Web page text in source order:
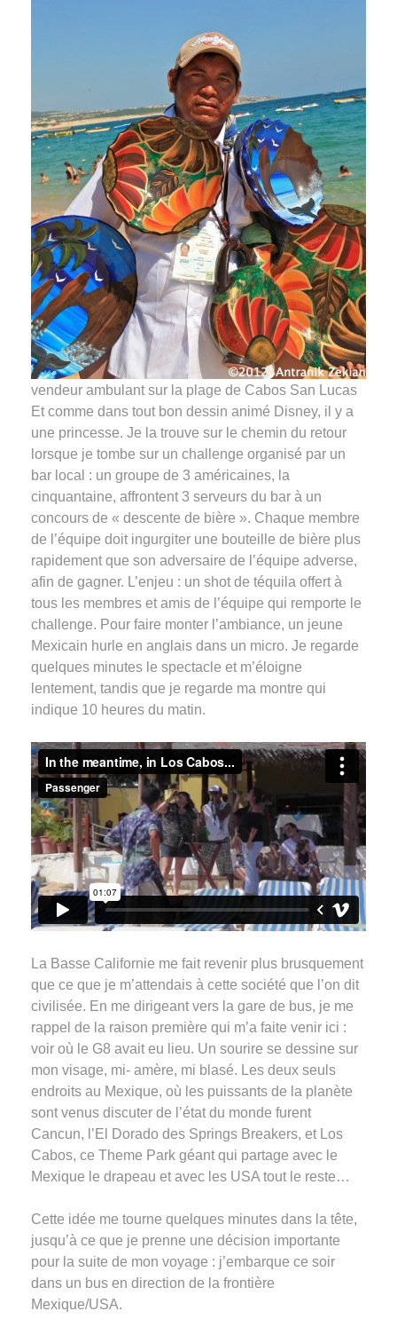
vendeur ambulant sur la plage de Cabos San Lucas
Et comme dans tout bon dessin animé Disney, il y a
une princesse. Je la trouve sur le chemin du retour
lorsque je tombe sur un challenge organisé par un
bar local : un groupe de 3 américaines, la
cinquantaine, affrontent 3 serveurs du bar à un
concours de « descente de bière ». Chaque membre
de l’équipe doit ingurgiter une bouteille de bière plus
rapidement que son adversaire de l’équipe adverse,
afin de gagner. L’enjeu : un shot de téquila offert à
tous les membres et amis de l’équipe qui remporte le
challenge. Pour faire monter l’ambiance, un jeune
Mexicain hurle en anglais dans un micro. Je regarde
quelques minutes le spectacle et m’éloigne
lentement, tandis que je regarde ma montre qui
indique 10 heures du matin.
La Basse Californie me fait revenir plus brusquement
que ce que je m’attendais à cette société que l’on dit
civilisée. En me dirigeant vers la gare de bus, je me
rappel de la raison première qui m’a faite venir ici :
voir où le G8 avait eu lieu. Un sourire se dessine sur
mon visage, mi- amère, mi blasé. Les deux seuls
endroits au Mexique, où les puissants de la planète
sont venus discuter de l’état du monde furent
Cancun, l’El Dorado des Springs Breakers, et Los
Cabos, ce Theme Park géant qui partage avec le
Mexique le drapeau et avec les USA tout le reste…
Cette idée me tourne quelques minutes dans la tête,
jusqu’à ce que je prenne une décision importante
pour la suite de mon voyage : j’embarque ce soir
dans un bus en direction de la frontière
Mexique/USA.